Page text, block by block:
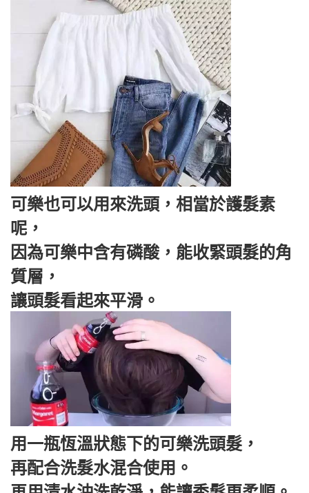
可樂也可以用來洗頭，相當於護髮素
呢，
因為可樂中含有磷酸，能收緊頭髮的角
質層，
讓頭髮看起來平滑。
用一瓶恆溫狀態下的可樂洗頭髮，
再配合洗髮水混合使用。